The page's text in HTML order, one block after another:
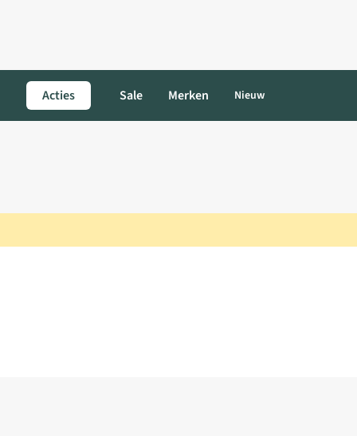
Acties Sale Merken Nieuw